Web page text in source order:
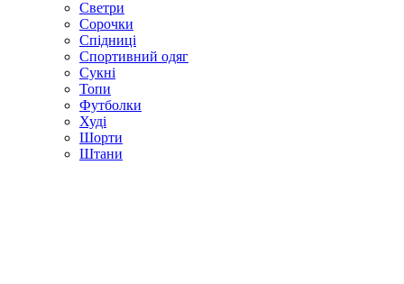
Светри
Сорочки
Спідниці
Спортивний одяг
Сукні
Топи
Футболки
Худі
Шорти
Штани